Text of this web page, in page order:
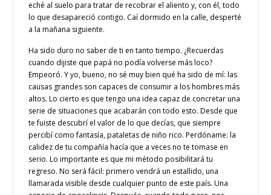
eché al suelo para tratar de recobrar el aliento y, con él, todo
lo que desapareció contigo. Caí dormido en la calle, desperté
a la mañana siguiente.
Ha sido duro no saber de ti en tanto tiempo. ¿Recuerdas
cuando dijiste que papá no podía volverse más loco?
Empeoró. Y yo, bueno, no sé muy bien qué ha sido de mí: las
causas grandes son capaces de consumir a los hombres más
altos. Lo cierto es que tengo una idea capaz de concretar una
serie de situaciones que acabarán con todo esto. Desde que
te fuiste descubrí el valor de lo que decías, que siempre
percibí como fantasía, pataletas de niño rico. Perdóname: la
calidez de tu compañía hacía que a veces no te tomase en
serio. Lo importante es que mi método posibilitará tu
regreso. No será fácil: primero vendrá un estallido, una
llamarada visible desde cualquier punto de este país. Una